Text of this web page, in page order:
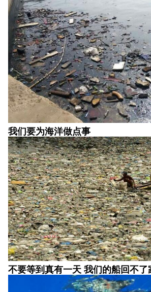
我们要为海洋做点事
不要等到真有一天 我们的船回不了